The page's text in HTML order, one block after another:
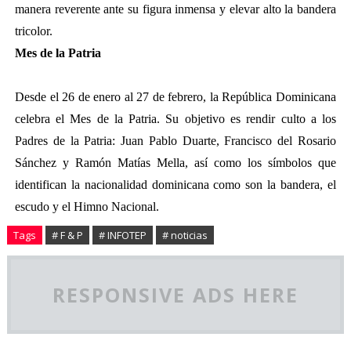
manera reverente ante su figura inmensa y elevar alto la bandera
tricolor.
Mes de la Patria
Desde el 26 de enero al 27 de febrero, la República Dominicana
celebra el Mes de la Patria. Su objetivo es rendir culto a los
Padres de la Patria: Juan Pablo Duarte, Francisco del Rosario
Sánchez y Ramón Matías Mella, así como los símbolos que
identifican la nacionalidad dominicana como son la bandera, el
escudo y el Himno Nacional.
Tags # F & P # INFOTEP # noticias
RESPONSIVE ADS HERE